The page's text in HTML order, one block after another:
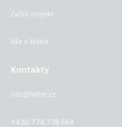
Začni projekt
Vše o Hithit
Kontakty
info@hithit.cz
+420 778 738 664